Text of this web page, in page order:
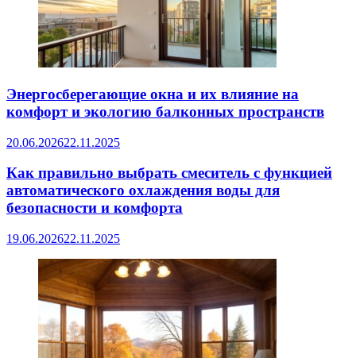
Энергосберегающие окна и их влияние на
комфорт и экологию балконных пространств
20.06.202622.11.2025
Как правильно выбрать смеситель с функцией
автоматического охлаждения воды для
безопасности и комфорта
19.06.202622.11.2025